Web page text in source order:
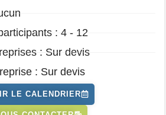
: 4 - 12
: Sur devis
: Sur devis
LE CALENDRIER